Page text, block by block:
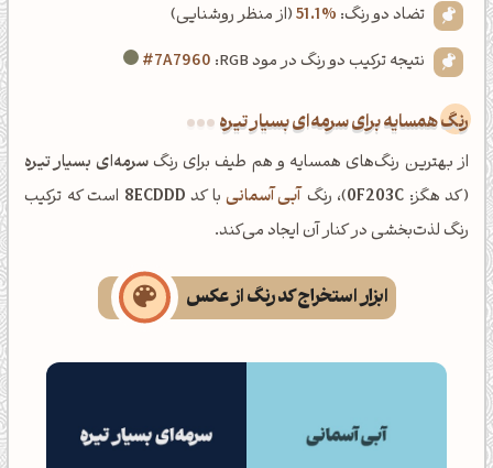
تضاد دو رنگ: 51.1%(از منظر روشنایی)
نتیجه ترکیب دو رنگ در مود RGB:
#7A7960
رنگ همسایه برای سرمه‌ای بسیار تیره
از بهترین رنگ‌های همسایه و هم طیف برای رنگسرمه‌ای بسیار تیره
(کد هگز: 0F203C)، رنگ آبی آسمانی با کد 8ECDDD است که ترکیب
رنگ لذت‌بخشی در کنار آن ایجاد می‌کند.
ابزار استخراج کد رنگ از عکس